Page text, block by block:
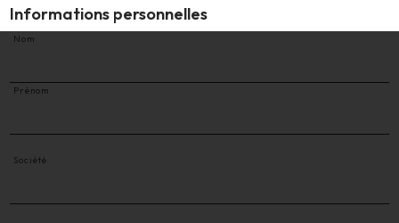
Informations personnelles
Nom
Prénom
Société